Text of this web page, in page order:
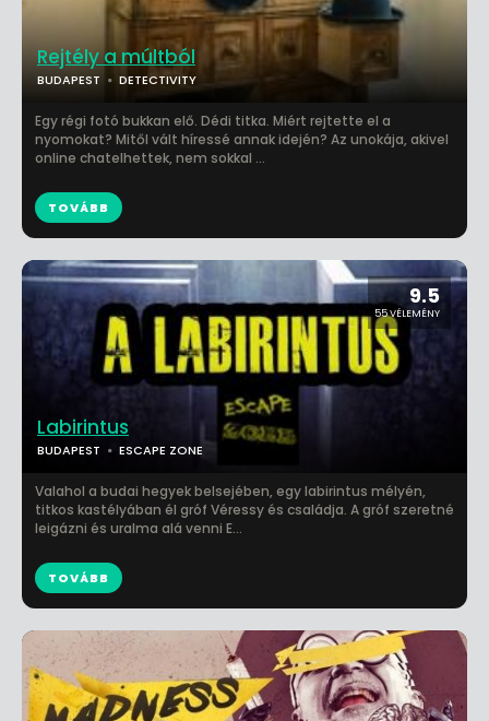
9.5
55 VÉLEMÉNY
Labirintus
BUDAPEST ESCAPE ZONE
Valahol a budai hegyek belsejében, egy labirintus mélyén,
titkos kastélyában él gróf Véressy és családja. A gróf szeretné
leigázni és uralma alá venni E...
TOVÁBB
Rejtély a múltból
BUDAPEST DETECTIVITY
Egy régi fotó bukkan elő. Dédi titka. Miért rejtette el a
nyomokat? Mitől vált híressé annak idején? Az unokája, akivel
online chatelhettek, nem sokkal ...
TOVÁBB